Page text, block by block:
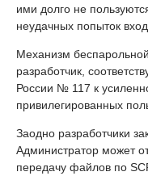
ими долго не
неудачных попыток
Механизм
разработчик,
России № 117 к
привилегированных
Заодно разработчики
Администратор может
передачу файлов по